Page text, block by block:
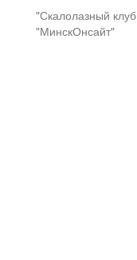
"Скалолазный клуб
"МинскОнсайт"